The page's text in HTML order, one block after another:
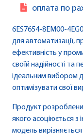
оплата по
6ES7654-8EM00-
для автоматизації,
ефективність у
своїй надійності та
ідеальним вибором
оптимізувати свої
Продукт
якого асоціюється з
модель